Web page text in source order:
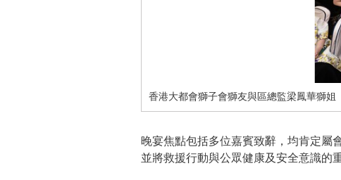
香港大都會獅子會獅友與區總監梁鳳華獅姐
晚宴焦點包括多位嘉賓致辭，均肯定屬
並將救援行動與公眾健康及安全意識的